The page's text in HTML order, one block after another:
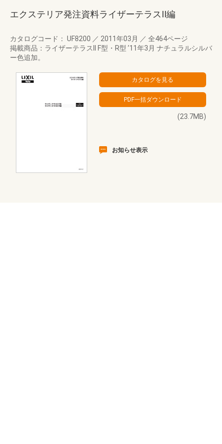
エクステリア発注資料ライザーテラスII編
カタログコード： UF8200 ／ 2011年03月 ／ 全464ページ
掲載商品：ライザーテラスII F型・R型 ’11年3月 ナチュラルシルバ
ー色追加。
(23.7MB)
お知らせ表示